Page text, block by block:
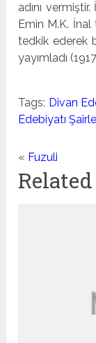
adını
Emin M.K.
tedkik ederek
yayımladı
Tags: Divan
Edebiyatı
« Fuzuli